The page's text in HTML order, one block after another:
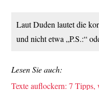
Laut Duden lautet die
und nicht etwa „P.S.:“
Lesen Sie auch:
Texte auflockern: 7 Tipps,